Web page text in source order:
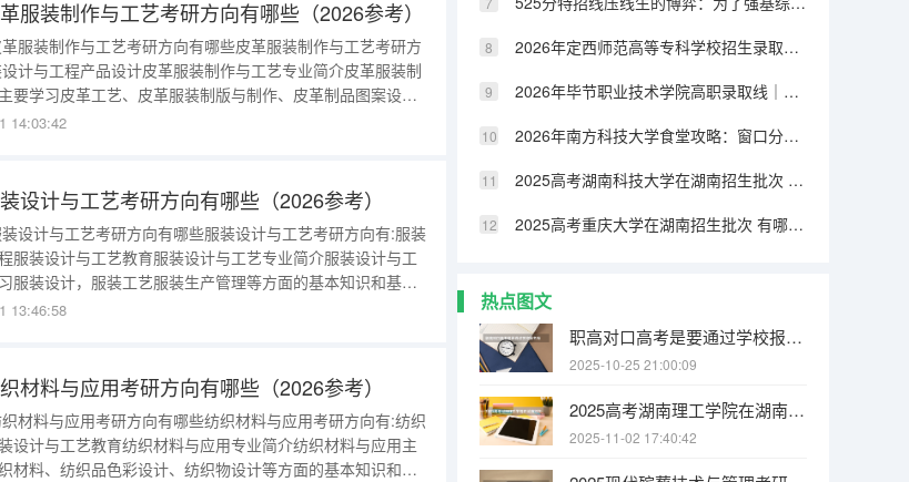
酒微生物
服装制作与工艺考研方向有哪些（2026参考）
服装制作与工艺考研方向有哪些皮革服装制作与工艺考研方
计与工程产品设计皮革服装制作与工艺专业简介皮革服装制
要学习皮革工艺、皮革服装制版与制作、皮革制品图案设计
本知识和基本技能，具备一定的设计基础，熟悉皮革制品企
革制品表
14:03:42
设计与工艺考研方向有哪些（2026参考）
设计与工艺考研方向有哪些服装设计与工艺考研方向有:服装
服装设计与工艺教育服装设计与工艺专业简介服装设计与工
服装设计，服装工艺服装生产管理等方面的基本知识和基本
地掌握服装造型与结构设计原理，并能够通过计算机辅助设
装工业
13:46:58
材料与应用考研方向有哪些（2026参考）
材料与应用考研方向有哪些纺织材料与应用考研方向有:纺织
设计与工艺教育纺织材料与应用专业简介纺织材料与应用主
材料、纺织品色彩设计、纺织物设计等方面的基本知识和基
2026年定西师范高等专科学校招生录取分数｜报到流程与生活条件
2026年毕节职业技术学院高职录取线｜报到手续与就业方向分析
2026年南方科技大学食堂攻略：窗口分布、特色菜品与营养搭配
2025高考湖南科技大学在湖南招生批次 有哪些专业？
2025高考重庆大学在湖南招生批次 有哪些专业？
热点图文
职高对口高考是要通过学校报名吗
2025-10-25 21:00:09
2025高考湖南理工学院在湖南招生批次 有哪些专业？
2025-11-02 17:40:42